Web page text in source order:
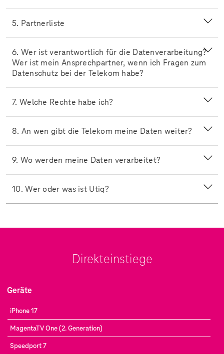
5. Partnerliste
6. Wer ist verantwortlich für die Datenverarbeitung?
Wer ist mein Ansprechpartner, wenn ich Fragen zum
Datenschutz bei der Telekom habe?
7. Welche Rechte habe ich?
8. An wen gibt die Telekom meine Daten weiter?
9. Wo werden meine Daten verarbeitet?
10. Wer oder was ist Utiq?
Direkteinstiege
Geräte
iPhone 17
MagentaTV One (2. Generation)
Speedport 7